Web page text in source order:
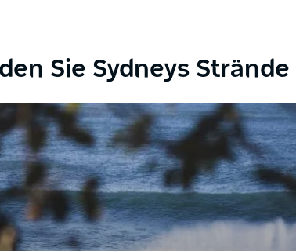
Sie Sydneys Strände